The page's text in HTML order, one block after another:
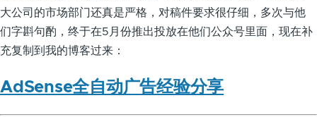
大公司的市场部门还真是严格，对稿件要求很仔细，多次与他
们字斟句酌，终于在5月份推出投放在他们公众号里面，现在补
充复制到我的博客过来：
AdSense全自动广告经验分享